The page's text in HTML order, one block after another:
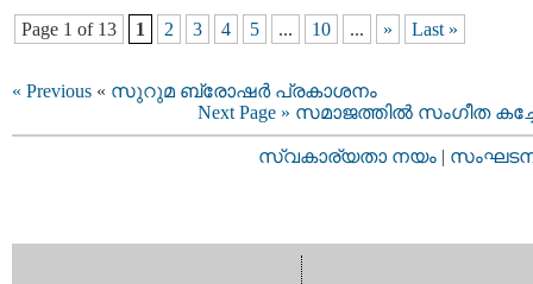
Page 1 of 13 1 2 3 4 5 ... 10 ... » Last »
« Previous « സുറുമ ബ്രോഷര്‍ പ്രകാശനം
Next Page » സമാജത്തില്‍ സംഗീത
സ്വകാര്യതാ നയം |